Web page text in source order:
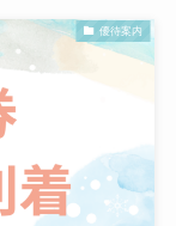
優待案内